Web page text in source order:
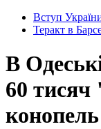
Вступ
Теракт в
В
60 тисяч
конопель